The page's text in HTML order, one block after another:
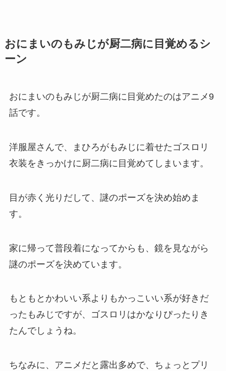
おにまいのもみじが厨二病に目覚めるシ
ーン
おにまいのもみじが厨二病に目覚めたのはアニメ9
話です。
洋服屋さんで、まひろがもみじに着せたゴスロリ
衣装をきっかけに厨二病に目覚めてしまいます。
目が赤く光りだして、謎のポーズを決め始めま
す。
家に帰って普段着になってからも、鏡を見ながら
謎のポーズを決めています。
もともとかわいい系よりもかっこいい系が好きだ
ったもみじですが、ゴスロリはかなりぴったりき
たんでしょうね。
ちなみに、アニメだと露出多めで、ちょっとプリ